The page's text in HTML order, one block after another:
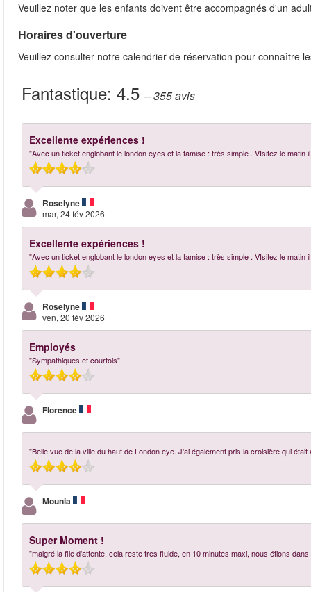
Veuillez noter que les enfants doivent être accompagnés d'un
Horaires d'ouverture
Veuillez consulter notre calendrier de réservation pour connaître
Fantastique: 4.5 – 355avis
Excellente expériences !
"Avec un ticket englobant le london eyes et la tamise : très simple . VIsitez le
Roselyne
mar, 24 fév 2026
Excellente expériences !
"Avec un ticket englobant le london eyes et la tamise : très simple . VIsitez le
Roselyne
ven, 20 fév 2026
Employés
"Sympathiques et courtois"
Florence
"Belle vue de la ville du haut de London eye. J'ai également pris la croisière qui
Mounia
Super Moment !
"malgré la file d'attente, cela reste tres fluide, en 10 minutes maxi, nous étions